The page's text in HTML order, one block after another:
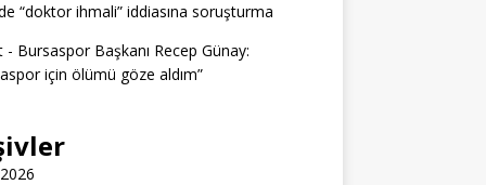
“doktor ihmali” iddiasına soruşturma
- Bursaspor Başkanı Recep Günay:
için ölümü göze aldım”